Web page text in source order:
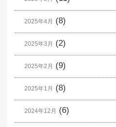
2025年4月 (8)
2025年3月 (2)
2025年2月 (9)
2025年1月 (8)
2024年12月 (6)